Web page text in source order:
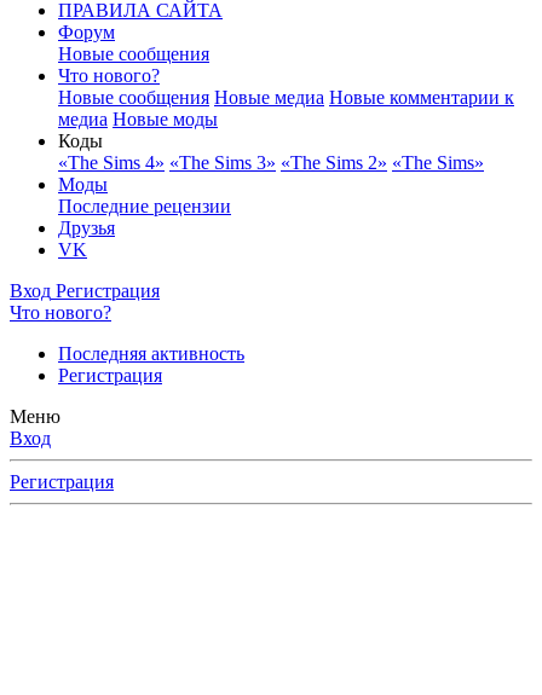
ПРАВИЛА САЙТА
Форум
Новые сообщения
Что нового?
Новые сообщения Новые медиа Новые комментарии к
медиа Новые моды
Коды
«The Sims 4» «The Sims 3» «The Sims 2» «The Sims»
Моды
Последние рецензии
Друзья
VK
Вход Регистрация
Что нового?
Последняя активность
Регистрация
Меню
Вход
Регистрация